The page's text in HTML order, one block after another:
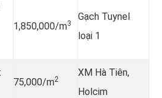
1,850,000/m3
Gạch Tuynel
loại 1
75,000/m2
XM Hà Tiên,
Holcim